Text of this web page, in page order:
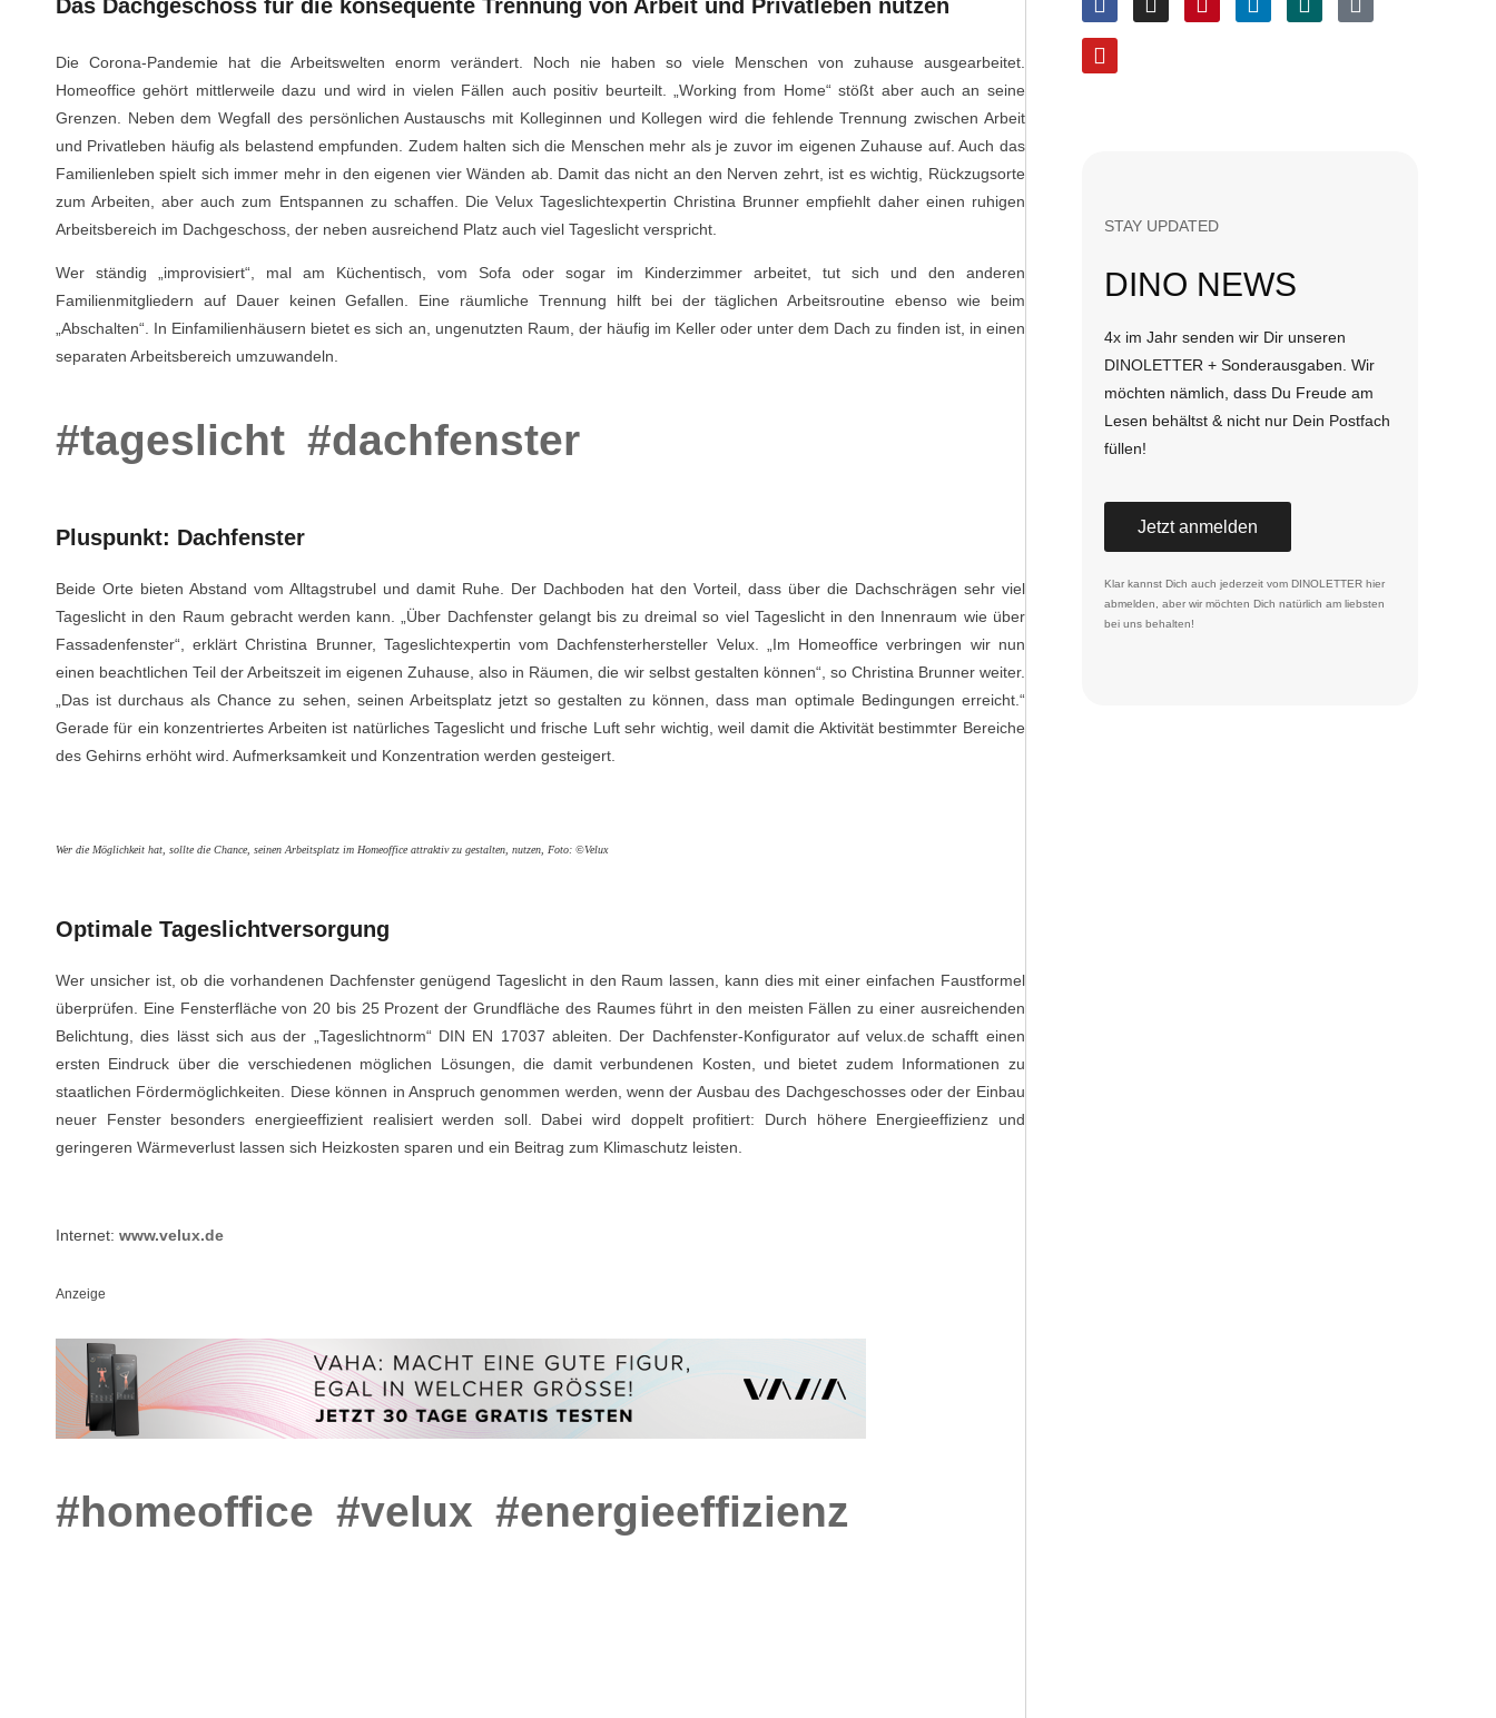
Das Dachgeschoss für die konsequente Trennung von Arbeit und Privatleben nutzen
Die Corona-Pandemie hat die Arbeitswelten enorm verändert. Noch nie haben so viele Menschen von zuhause ausgearbeitet.
Homeoffice gehört mittlerweile dazu und wird in vielen Fällen auch positiv beurteilt. „Working from Home“ stößt aber auch an seine
Grenzen. Neben dem Wegfall des persönlichen Austauschs mit Kolleginnen und Kollegen wird die fehlende Trennung zwischen Arbeit
und Privatleben häufig als belastend empfunden. Zudem halten sich die Menschen mehr als je zuvor im eigenen Zuhause auf. Auch das
Familienleben spielt sich immer mehr in den eigenen vier Wänden ab. Damit das nicht an den Nerven zehrt, ist es wichtig, Rückzugsorte
zum Arbeiten, aber auch zum Entspannen zu schaffen. Die Velux Tageslichtexpertin Christina Brunner empfiehlt daher einen ruhigen
Arbeitsbereich im Dachgeschoss, der neben ausreichend Platz auch viel Tageslicht verspricht.
Wer ständig „improvisiert“, mal am Küchentisch, vom Sofa oder sogar im Kinderzimmer arbeitet, tut sich und den anderen
Familienmitgliedern auf Dauer keinen Gefallen. Eine räumliche Trennung hilft bei der täglichen Arbeitsroutine ebenso wie beim
„Abschalten“. In Einfamilienhäusern bietet es sich an, ungenutzten Raum, der häufig im Keller oder unter dem Dach zu finden ist, in einen
separaten Arbeitsbereich umzuwandeln.
#tageslicht #dachfenster
Pluspunkt: Dachfenster
Beide Orte bieten Abstand vom Alltagstrubel und damit Ruhe. Der Dachboden hat den Vorteil, dass über die Dachschrägen sehr viel
Tageslicht in den Raum gebracht werden kann. „Über Dachfenster gelangt bis zu dreimal so viel Tageslicht in den Innenraum wie über
Fassadenfenster“, erklärt Christina Brunner, Tageslichtexpertin vom Dachfensterhersteller Velux. „Im Homeoffice verbringen wir nun
einen beachtlichen Teil der Arbeitszeit im eigenen Zuhause, also in Räumen, die wir selbst gestalten können“, so Christina Brunner weiter.
„Das ist durchaus als Chance zu sehen, seinen Arbeitsplatz jetzt so gestalten zu können, dass man optimale Bedingungen erreicht.“
Gerade für ein konzentriertes Arbeiten ist natürliches Tageslicht und frische Luft sehr wichtig, weil damit die Aktivität bestimmter Bereiche
des Gehirns erhöht wird. Aufmerksamkeit und Konzentration werden gesteigert.
Wer die Möglichkeit hat, sollte die Chance, seinen Arbeitsplatz im Homeoffice attraktiv zu gestalten, nutzen, Foto: ©Velux
Optimale Tageslichtversorgung
Wer unsicher ist, ob die vorhandenen Dachfenster genügend Tageslicht in den Raum lassen, kann dies mit einer einfachen Faustformel
überprüfen. Eine Fensterfläche von 20 bis 25 Prozent der Grundfläche des Raumes führt in den meisten Fällen zu einer ausreichenden
Belichtung, dies lässt sich aus der „Tageslichtnorm“ DIN EN 17037 ableiten. Der Dachfenster-Konfigurator auf velux.de schafft einen
ersten Eindruck über die verschiedenen möglichen Lösungen, die damit verbundenen Kosten, und bietet zudem Informationen zu
staatlichen Fördermöglichkeiten. Diese können in Anspruch genommen werden, wenn der Ausbau des Dachgeschosses oder der Einbau
neuer Fenster besonders energieeffizient realisiert werden soll. Dabei wird doppelt profitiert: Durch höhere Energieeffizienz und
geringeren Wärmeverlust lassen sich Heizkosten sparen und ein Beitrag zum Klimaschutz leisten.
Internet: www.velux.de
Anzeige
#homeoffice #velux #energieeffizienz
STAY UPDATED
DINO NEWS
4x im Jahr senden wir Dir unseren
DINOLETTER + Sonderausgaben. Wir
möchten nämlich, dass Du Freude am
Lesen behältst & nicht nur Dein Postfach
füllen!
Jetzt anmelden
Klar kannst Dich auch jederzeit vom DINOLETTER hier
abmelden , aber wir möchten Dich natürlich am liebsten
bei uns behalten!